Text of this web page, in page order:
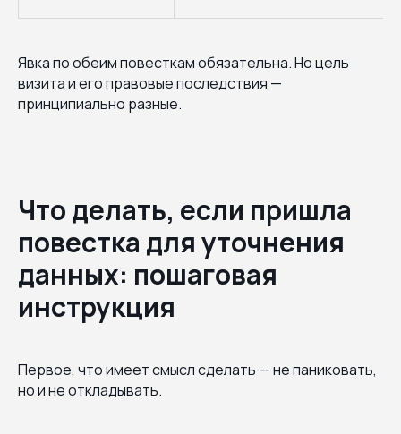
Явка по обеим повесткам обязательна. Но цель
визита и его правовые последствия —
принципиально разные.
Что делать, если пришла
повестка для уточнения
данных: пошаговая
инструкция
Первое, что имеет смысл сделать — не паниковать,
но и не откладывать.